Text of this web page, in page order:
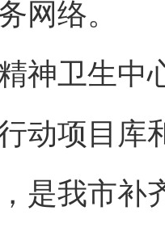
网络。
卫生中心
动项目库
是我市补